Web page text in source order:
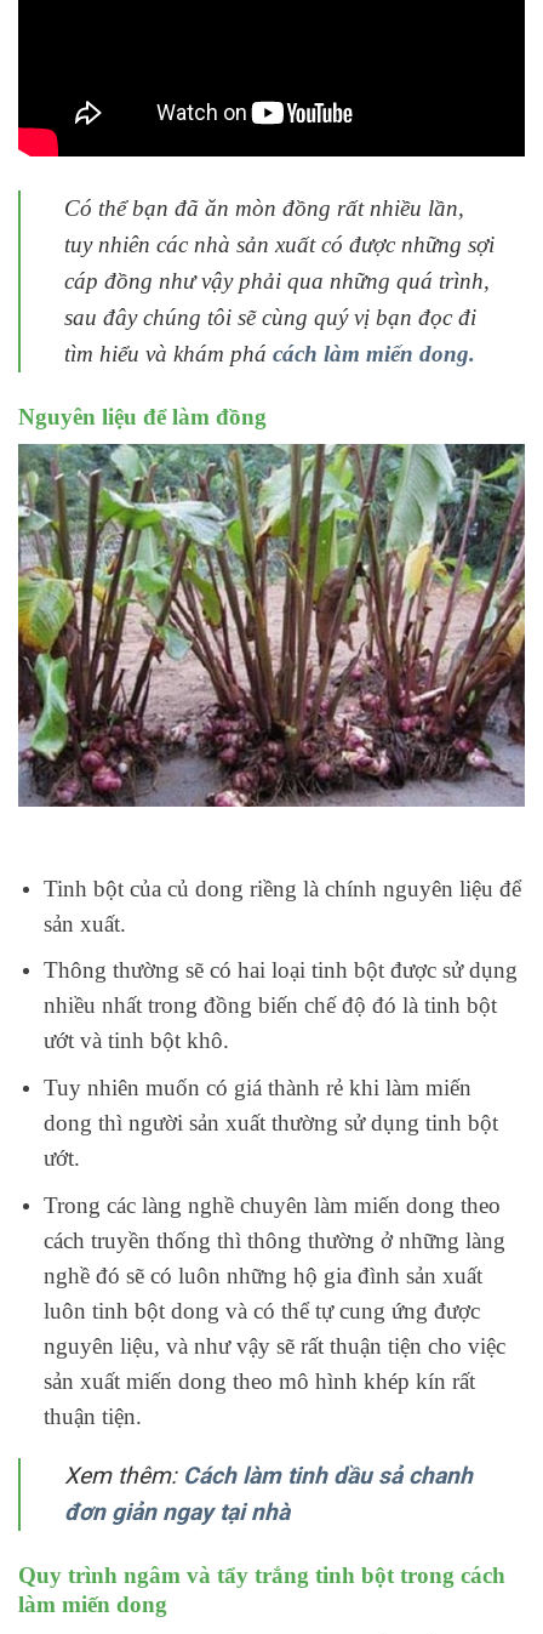
Có thể bạn đã ăn mòn đồng rất nhiều lần,
tuy nhiên các nhà sản xuất có được những sợi
cáp đồng như vậy phải qua những quá trình,
sau đây chúng tôi sẽ cùng quý vị bạn đọc đi
tìm hiểu và khám phá cách làm miến dong.
Nguyên liệu để làm đồng
Tinh bột của củ dong riềng là chính nguyên liệu để
sản xuất.
Thông thường sẽ có hai loại tinh bột được sử dụng
nhiều nhất trong đồng biến chế độ đó là tinh bột
ướt và tinh bột khô.
Tuy nhiên muốn có giá thành rẻ khi làm miến
dong thì người sản xuất thường sử dụng tinh bột
ướt.
Trong các làng nghề chuyên làm miến dong theo
cách truyền thống thì thông thường ở những làng
nghề đó sẽ có luôn những hộ gia đình sản xuất
luôn tinh bột dong và có thể tự cung ứng được
nguyên liệu, và như vậy sẽ rất thuận tiện cho việc
sản xuất miến dong theo mô hình khép kín rất
thuận tiện.
Xem thêm: Cách làm tinh dầu sả chanh
đơn giản ngay tại nhà
Quy trình ngâm và tẩy trắng tinh bột trong cách
làm miến dong